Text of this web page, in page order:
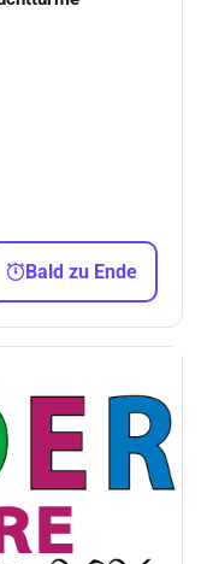
Bald zu Ende